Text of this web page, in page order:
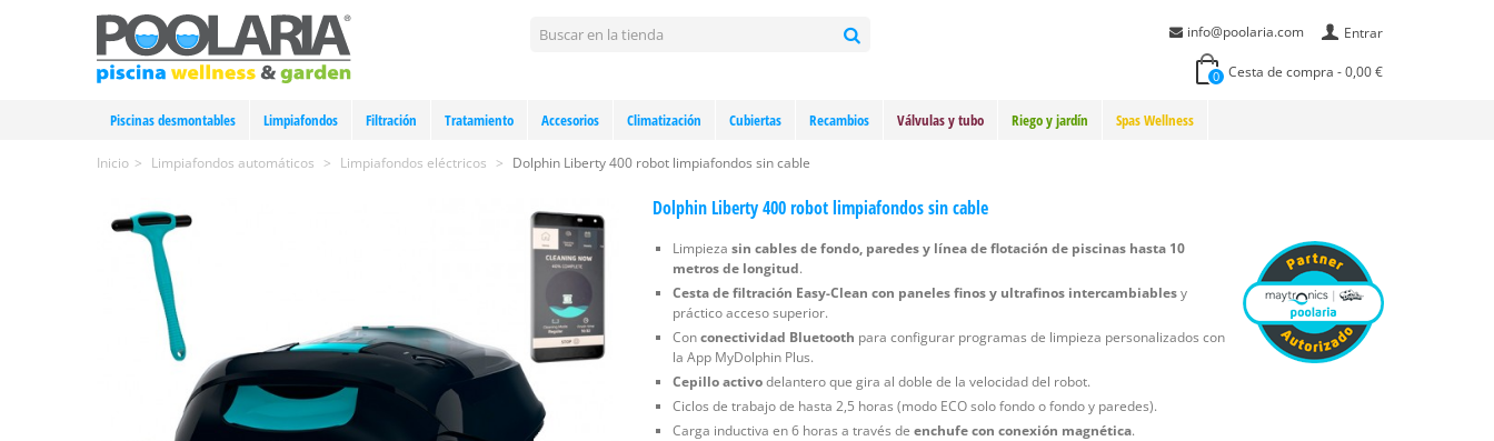
Entrar
info@poolaria.com
0 Cesta de compra -0,00 €
Piscinas desmontables Limpiafondos Filtración Tratamiento Accesorios Climatización Cubiertas Recambios Válvulas y tubo Riego y jardín Spas Wellness
Inicio > Limpiafondos automáticos > Limpiafondos eléctricos > Dolphin Liberty 400 robot limpiafondos sin cable
Dolphin Liberty 400 robot limpiafondos sin cable
Limpieza sin cables de fondo, paredes y línea de flotación de piscinas hasta 10
metros de longitud.
Cesta de filtración Easy-Clean con paneles finos y ultrafinos intercambiablesy
práctico acceso superior.
Conconectividad Bluetooth para configurar programas de limpieza personalizados con
la App MyDolphin Plus.
Cepillo activodelantero que gira al doble de la velocidad del robot.
Ciclos de trabajo de hasta 2,5 horas (modo ECO solo fondo o fondo y paredes).
Carga inductiva en 6 horas a través de enchufe con conexión magnética.